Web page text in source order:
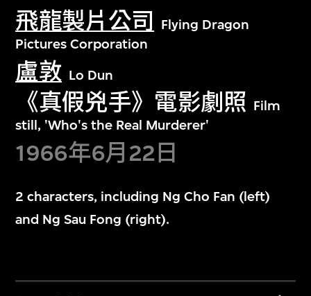
飛龍製片公司
Flying Dragon
Pictures Corporation
盧敦 Lo Dun
《真假兇手》電影劇照 Film
still, 'Who's the Real Murderer'
1966年6月22日
2 characters, including Ng Cho Fan (left)
and Ng Sau Fong (right).